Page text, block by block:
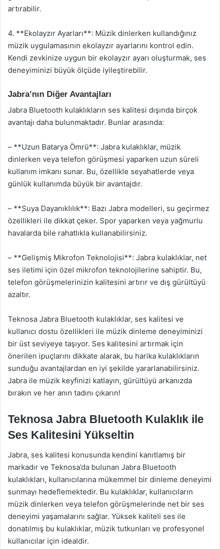
artırabilir.
4. **Ekolayzır Ayarları**: Müzik dinlerken kullandığınız
müzik uygulamasının ekolayzır ayarlarını kontrol edin.
Kendi zevkinize uygun bir ekolayzır ayarı oluşturmak, ses
deneyiminizi büyük ölçüde iyileştirebilir.
Jabra’nın Diğer Avantajları
Jabra Bluetooth kulaklıkların ses kalitesi dışında birçok
avantajı daha bulunmaktadır. Bunlar arasında:
– **Uzun Batarya Ömrü**: Jabra kulaklıklar, müzik
dinlerken veya telefon görüşmesi yaparken uzun süreli
kullanım imkanı sunar. Bu, özellikle seyahatlerde veya
günlük kullanımda büyük bir avantajdır.
– **Suya Dayanıklılık**: Bazı Jabra modelleri, su geçirmez
özellikleri ile dikkat çeker. Spor yaparken veya yağmurlu
havalarda bile rahatlıkla kullanabilirsiniz.
– **Gelişmiş Mikrofon Teknolojisi**: Jabra kulaklıklar, net
ses iletimi için özel mikrofon teknolojilerine sahiptir. Bu,
telefon görüşmelerinizin kalitesini artırır ve dış gürültüyü
azaltır.
Teknosa Jabra Bluetooth kulaklıklar, ses kalitesi ve
kullanıcı dostu özellikleri ile müzik dinleme deneyiminizi
bir üst seviyeye taşıyor. Ses kalitesini artırmak için
önerilen ipuçlarını dikkate alarak, bu harika kulaklıkların
sunduğu avantajlardan en iyi şekilde yararlanabilirsiniz.
Jabra ile müzik keyfinizi katlayın, gürültüyü arkanızda
bırakın ve her anın tadını çıkarın!
Teknosa Jabra Bluetooth Kulaklık ile
Ses Kalitesini Yükseltin
Jabra, ses kalitesi konusunda kendini kanıtlamış bir
markadır ve Teknosa’da bulunan Jabra Bluetooth
kulaklıkları, kullanıcılarına mükemmel bir dinleme deneyimi
sunmayı hedeflemektedir. Bu kulaklıklar, kullanıcıların
müzik dinlerken veya telefon görüşmelerinde net bir ses
deneyimi yaşamalarını sağlar. Yüksek kaliteli ses ile
donatılmış bu kulaklıklar, müzik tutkunları ve profesyonel
kullanıcılar için idealdir.